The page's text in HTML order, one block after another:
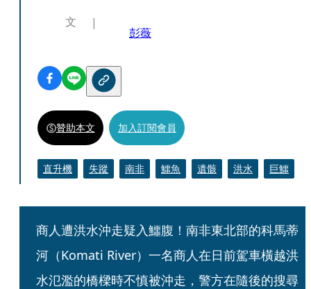
文
彭薇
贊助本文 加入訂閱會員
直升機 失蹤 南非 鱷魚 遺骸 洪水 巨鱷
商人遭洪水沖走疑入鱷腹！南非東北部的科馬蒂
河（Komati River）一名商人在日前駕車橫越洪
水氾濫的橋樑時不慎被沖走，警方在隨後的搜尋